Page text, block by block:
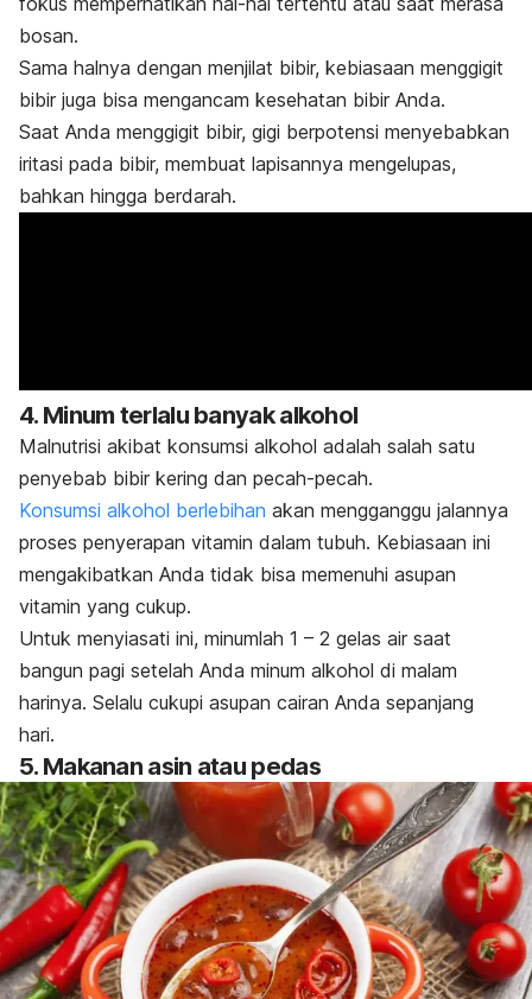
bosan.
Sama halnya dengan menjilat bibir, kebiasaan menggigit
bibir juga bisa mengancam kesehatan bibir Anda.
Saat Anda menggigit bibir, gigi berpotensi menyebabkan
iritasi pada bibir, membuat lapisannya mengelupas,
bahkan hingga berdarah.
4. Minum terlalu banyak alkohol
Malnutrisi akibat konsumsi alkohol adalah salah satu
penyebab bibir kering dan pecah-pecah.
Konsumsi alkohol berlebihan akan mengganggu jalannya
proses penyerapan vitamin dalam tubuh. Kebiasaan ini
mengakibatkan Anda tidak bisa memenuhi asupan
vitamin yang cukup.
Untuk menyiasati ini, minumlah 1 – 2 gelas air saat
bangun pagi setelah Anda minum alkohol di malam
harinya. Selalu cukupi asupan cairan Anda sepanjang
hari.
5. Makanan asin atau pedas